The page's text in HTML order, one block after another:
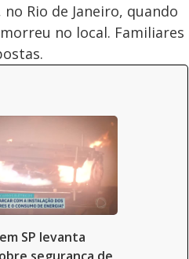
Rio de Janeiro, quando
no local. Familiares
SP levanta